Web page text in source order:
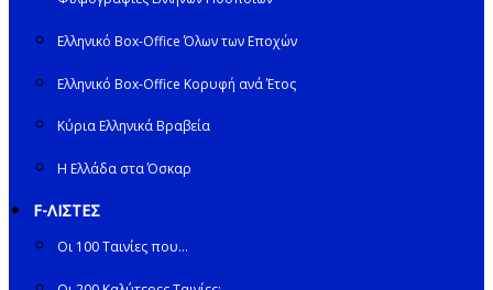
Ελληνικό Box-Office Όλων των Εποχών
Ελληνικό Box-Office Κορυφή ανά Έτος
Κύρια Ελληνικά Βραβεία
Η Ελλάδα στα Όσκαρ
F-ΛΙΣΤΕΣ
Οι 100 Ταινίες που…